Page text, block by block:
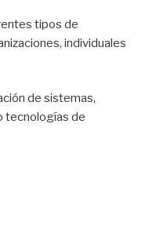
tipos de
individuales
de sistemas,
tecnologías de